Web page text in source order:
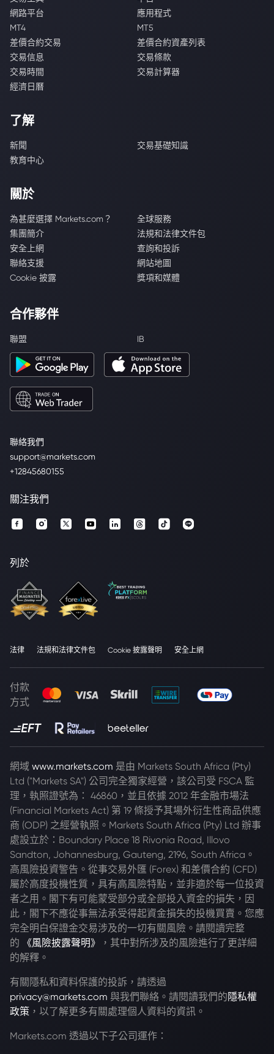
聯絡我們
support@markets.com
+12845680155
網路平台
應用程式
MT4
MT5
差價合約交易
差價合約資產列表
交易信息
交易條款
交易時間
交易計算器
經濟日曆
了解
新聞
交易基礎知識
教育中心
關於
為甚麼選擇 Markets.com？
全球服務
集團簡介
法規和法律文件包
安全上網
查詢和投訴
聯絡支援
網站地圖
Cookie 披露
獎項和媒體
合作夥伴
聯盟 IB
關注我們
列於
法律 法規和法律文件包 Cookie 披露聲明 安全上網
付款
方式
網域 www.markets.com 是由 Markets South Africa (Pty)
Ltd ("Markets SA") 公司完全獨家經營，該公司受 FSCA 監
理，執照證號為： 46860，並且依據 2012 年金融市場法
(Financial Markets Act) 第 19 條授予其場外衍生性商品供應
商 (ODP) 之經營執照。Markets South Africa (Pty) Ltd 辦事
處設立於：Boundary Place 18 Rivonia Road, Illovo
Sandton, Johannesburg, Gauteng, 2196, South Africa。
高風險投資警告。從事交易外匯 (Forex) 和差價合約 (CFD)
屬於高度投機性質，具有高風險特點，並非適於每一位投資
者之用。閣下有可能蒙受部分或全部投入資金的損失，因
此，閣下不應從事無法承受得起資金損失的投機買賣。您應
完全明白保證金交易涉及的一切有關風險。請閱讀完整
的
《風險披露聲明》
，其中對所涉及的風險進行了更詳細
的解釋。
有關隱私和資料保護的投訴，請透過
privacy@markets.com 與我們聯絡。請閱讀我們的 隱私權
政策 ，以了解更多有關處理個人資料的資訊。
Markets.com 透過以下子公司運作：